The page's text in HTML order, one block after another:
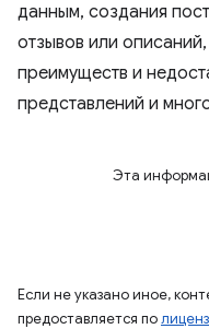
данным, создания
отзывов или
преимуществ и
представлений и
Эта
Если не указано иное,
предоставляется по